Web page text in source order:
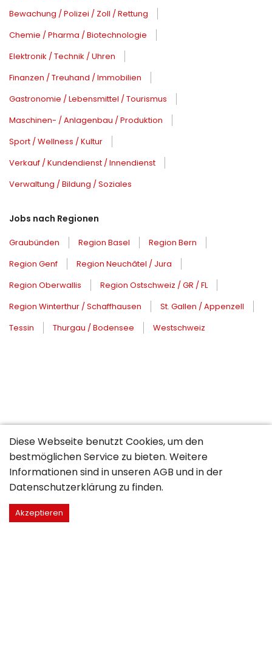
Bewachung / Polizei / Zoll / Rettung
Chemie / Pharma / Biotechnologie
Elektronik / Technik / Uhren
Finanzen / Treuhand / Immobilien
Gastronomie / Lebensmittel / Tourismus
Maschinen- / Anlagenbau / Produktion
Sport / Wellness / Kultur
Verkauf / Kundendienst / Innendienst
Verwaltung / Bildung / Soziales
Jobs nach Regionen
Graubünden Region Basel
Region Bern
Region Genf
Region Neuchâtel / Jura
Region Oberwallis
Region Ostschweiz / GR / FL
Region Winterthur / Schaffhausen
St. Gallen / Appenzell
Tessin
Thurgau / Bodensee Westschweiz
Diese Webseite benutzt Cookies, um den
bestmöglichen Service zu bieten. Weitere
Informationen sind in unserenAGB und in der
Datenschutzerklärung zu finden.
Akzeptieren